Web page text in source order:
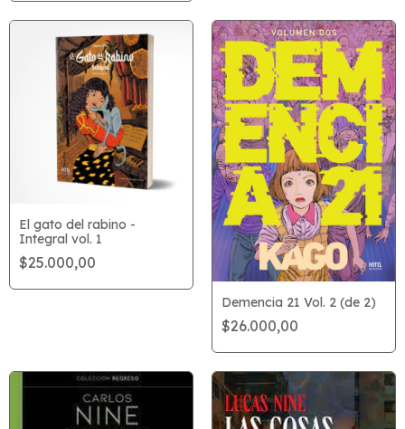
El gato del rabino -
Integral vol. 1
$25.000,00
Demencia 21 Vol. 2 (de 2)
$26.000,00